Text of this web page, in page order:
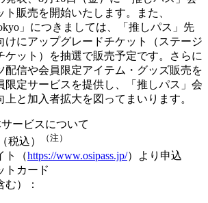
ト販売を開始いたします。また、
」につきましては、「推しパス」先
けにアップグレードチケット（ステージ
ケット）を抽選で販売予定です。さらに
配信や会員限定アイテム・グッズ販売を
限定サービスを提供し、「推しパス」会
上と加入者拡大を図ってまいります。
ービスについて
税込）
（注）
ト（https://www.osipass.jp/）より申込
トカード
）：